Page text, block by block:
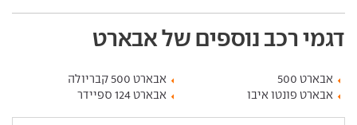
דגמי רכב נוספים של אבארט
אבארט 500
אבארט 500 קבריולה
אבארט פונטו איבו
אבארט 124 ספיידר